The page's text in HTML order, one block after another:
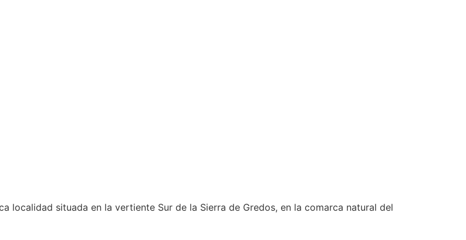
localidad situada en la vertiente Sur de la Sierra de Gredos, en la comarca natural del